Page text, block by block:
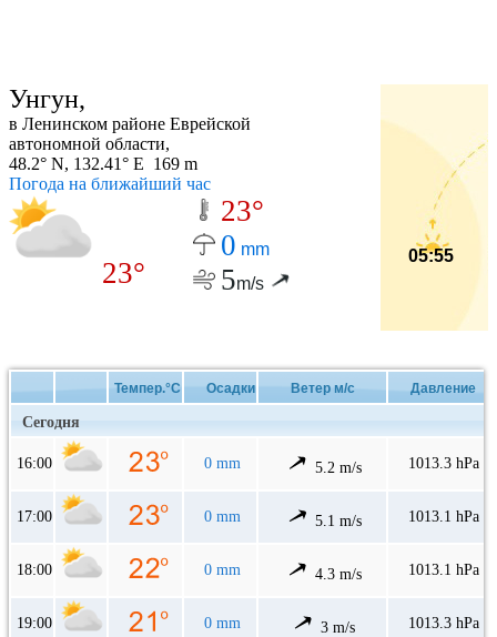
Унгун,
в Ленинском районе Еврейской
автономной области,
48.2° N, 132.41° E 169 m
Погода на ближайший час
23°
23°
0 mm
5m/s
05:55
Темпер.°C Осадки Ветер м/с Давление
Сегодня
16:00 0 mm 5.2 m/s 1013.3 hPa
17:00 0 mm 5.1 m/s 1013.1 hPa
18:00 0 mm 4.3 m/s 1013.1 hPa
19:00 0 mm 3 m/s 1013.3 hPa